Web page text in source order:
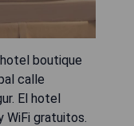
boutique
calle
El hotel
gratuitos.